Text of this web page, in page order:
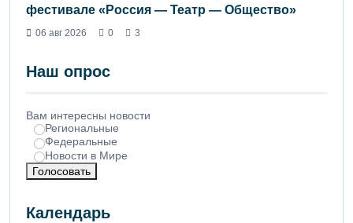
фестивале «Россия — Театр — Общество»
06 авг 2026 0 3
Наш опрос
Вам интересны новости
Региональные
Федеральные
Новости в Мире
Голосовать
Календарь